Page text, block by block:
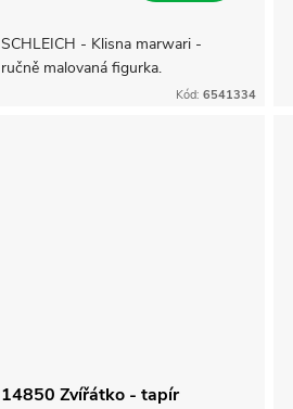
SCHLEICH - Klisna marwari -
ručně malovaná figurka.
Kód: 6541334
14850 Zvířátko - tapír